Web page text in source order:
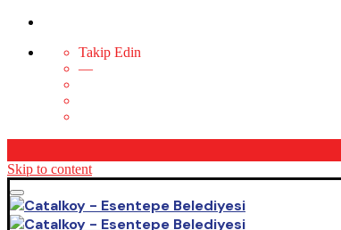
Takip Edin
—
Skip to content